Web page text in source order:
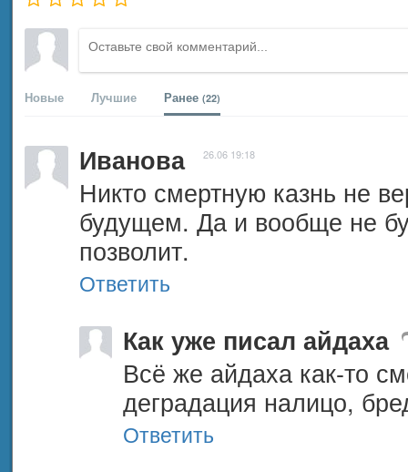
Новые Лучшие Ранее (22)
Иванова 26.06 19:18
Никто смертную казнь не
будущем. Да и вообще не
позволит.
Ответить
Как уже писал айдаха
Всё же айдаха как-то
деградация налицо,
Ответить